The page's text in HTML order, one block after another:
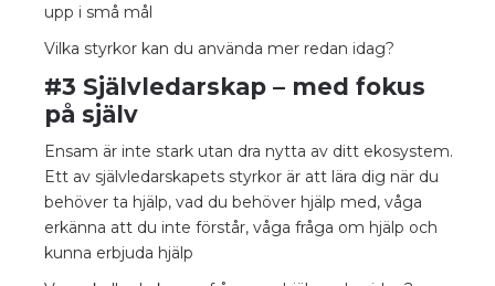
upp i små mål
Vilka styrkor kan du använda mer redan idag?
#3 Självledarskap – med fokus
på själv
Ensam är inte stark utan dra nytta av ditt ekosystem.
Ett av självledarskapets styrkor är att lära dig när du
behöver ta hjälp, vad du behöver hjälp med, våga
erkänna att du inte förstår, våga fråga om hjälp och
kunna erbjuda hjälp